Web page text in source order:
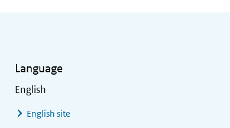
Language
English
English site